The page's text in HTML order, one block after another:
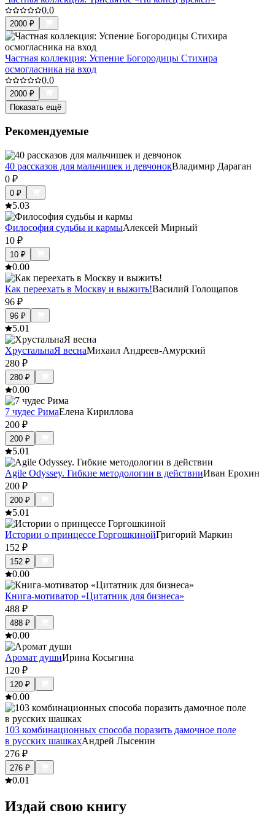
0.0
2000 ₽
Частная коллекция: Успение Богородицы Стихира
осмогласника на вход
0.0
2000 ₽
Показать ещё
Рекомендуемые
40 рассказов для мальчишек и девчонокВладимир Дараган
0 ₽
0 ₽
5.03
Философия судьбы и кармыАлексей Мирный
10 ₽
10 ₽
0.00
Как переехать в Москву и выжить!Василий Голощапов
96 ₽
96 ₽
5.01
ХрустальнаЯ веснаМихаил Андреев-Амурский
280 ₽
280 ₽
0.00
7 чудес РимаЕлена Кириллова
200 ₽
200 ₽
5.01
Agile Odyssey. Гибкие методологии в действииИван Ерохин
200 ₽
200 ₽
5.01
Истории о принцессе ГоргошкинойГригорий Маркин
152 ₽
152 ₽
0.00
Книга-мотиватор «Цитатник для бизнеса»
488 ₽
488 ₽
0.00
Аромат душиИрина Косыгина
120 ₽
120 ₽
0.00
103 комбинационных способа поразить дамочное поле
в русских шашкахАндрей Лысенин
276 ₽
276 ₽
0.01
Издай свою книгу